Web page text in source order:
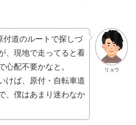
リョウ
付道のルートで探しづ
、現地で走ってると看
心配不要かなと。
けば、原付・自転車道
、僕はあまり迷わなか